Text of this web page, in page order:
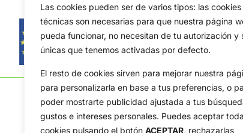
Las cookies pueden ser de varios tipos: las cookies
técnicas son necesarias para que nuestra página
pueda funcionar, no necesitan de tu autorización y
únicas que tenemos activadas por defecto.
El resto de cookies sirven para mejorar nuestra
para personalizarla en base a tus preferencias, o
poder mostrarte publicidad ajustada a tus
gustos e intereses personales. Puedes aceptar
cookies pulsando el botón ACEPTAR, rechazarlas